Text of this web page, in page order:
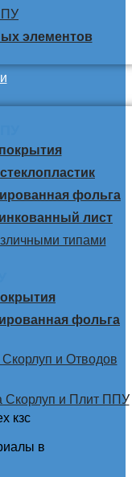
элементов
стеклопластик
фольга
лист
типами
фольга
Скорлуп и Отводов
Скорлуп и Плит ППУ